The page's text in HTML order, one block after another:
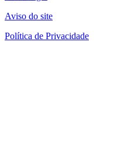
Aviso do site
Política de Privacidade